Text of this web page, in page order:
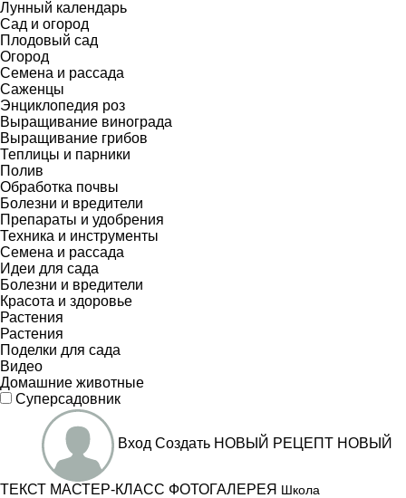
Лунный календарь
Сад и огород
Плодовый сад
Огород
Семена и рассада
Саженцы
Энциклопедия роз
Выращивание винограда
Выращивание грибов
Теплицы и парники
Полив
Обработка почвы
Болезни и вредители
Препараты и удобрения
Техника и инструменты
Семена и рассада
Идеи для сада
Болезни и вредители
Красота и здоровье
Растения
Растения
Поделки для сада
Видео
Домашние животные
Суперсадовник
Вход Создать НОВЫЙ РЕЦЕПТ НОВЫЙ
ТЕКСТ МАСТЕР-КЛАСС ФОТОГАЛЕРЕЯ Школа